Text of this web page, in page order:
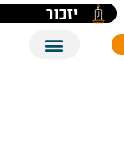
יזכור